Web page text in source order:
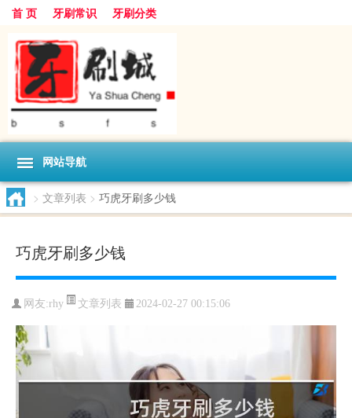
首 页 牙刷常识 牙刷分类
网站导航
> 文章列表 > 巧虎牙刷多少钱
巧虎牙刷多少钱
网友:rhy 文章列表 2024-02-27 00:15:06